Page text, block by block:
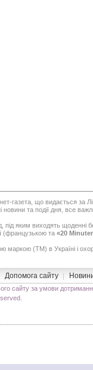
газета, що видається за
новини та події дня, все
яким виходять щоденні
(французькою та «20
маркою (TM) в Україні і
Допомога сайту
сайту за умови